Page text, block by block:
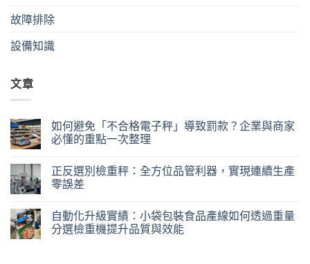
故障排除
設備知識
文章
如何避免「不合格電子秤」導致罰款？企業與商家
必懂的重點一次整理
正反選別檢重秤：全方位品管利器，實現連續生產
零誤差
自動化升級實績：小袋包裝食品產線如何透過重量
分選檢重機提升品質與效能